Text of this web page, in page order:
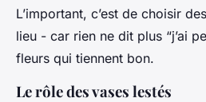
L’important, c’est de choisir
lieu - car rien ne dit plus “j’ai
fleurs qui tiennent bon.
Le rôle des vases lestés